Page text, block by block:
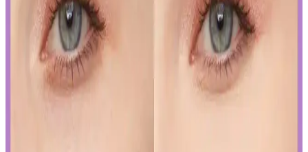
Mükemmel Dudaklara Ulaşın
İslak rujun güzelliğini ortaya çıkarmak ve kalıcılığını artırmak için
doğru uygulama teknikleri ve bakım önerileri. Dudakların temizliği,
sınır çizimi ve kat kat uygulama ile mükemmel görünüm elde edin.
Japon ve Kore Güzellik Markalarının FDA Güneş